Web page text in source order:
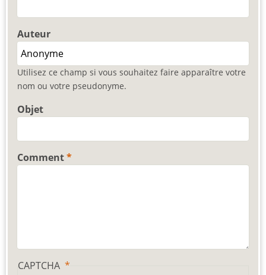
Auteur
Utilisez ce champ si vous souhaitez faire apparaître votre
nom ou votre pseudonyme.
Objet
Comment
CAPTCHA